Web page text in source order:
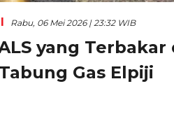
Rabu, 06 Mei 2026 | 23:32 WIB
yang
Gas Elpiji